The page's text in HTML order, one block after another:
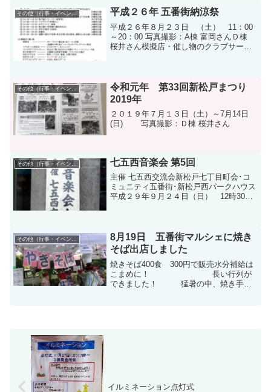
その他（行事・イベント） 平成２６年 五番街納涼祭
平成２６年８月２３日 （土） 11：00
～20：00 写真撮影：A棟 富岡さんＤ棟
桜井さん模擬店・催し物のクラブサーク
テム（ドッジボ...
その他（行事・イベント）
令和元年 第33回新松戸まつり
2019年
２０１９年７月１３日（土）～7月14日
(日) 写真撮影：Ｄ棟 桜井さん
七五西音楽会 第5回
主催 七五西交流会新松戸七丁目町会･コ
ミュニティ五番街･新松戸西パークハウス
平成２９年９月２４日（日） 12時30
新松戸西小...
8月19日 五番街マルシェに焼き
そば出店しました
焼きそば400食 300円で販売水分補給は
こまめに！ 長い行列が
できました！ 猛暑の中、焼き手は
イルミネーション点灯式